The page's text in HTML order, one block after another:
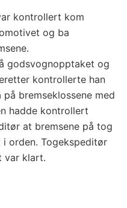
kontrollert kom
og ba
godsvognopptaket og
kontrollerte han
bremseklossene med
hadde kontrollert
at bremsene på tog
orden. Togekspeditør
var klart.